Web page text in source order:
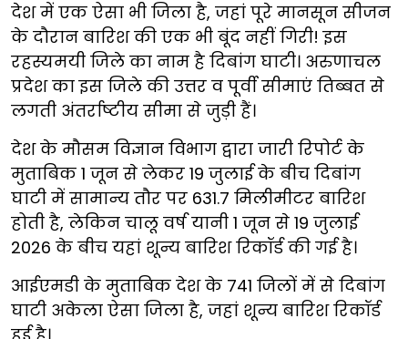
देश में एक ऐसा भी जिला है, जहां पूरे मानसून सीजन
के दौरान बारिश की एक भी बूंद नहीं गिरी! इस
रहस्यमयी जिले का नाम है दिबांग घाटी। अरुणाचल
प्रदेश का इस जिले की उत्तर व पूर्वी सीमाएं तिब्बत से
लगती अंतर्राष्टीय सीमा से जुड़ी हैं।
देश के मौसम विज्ञान विभाग द्वारा जारी रिपोर्ट के
मुताबिक 1 जून से लेकर 19 जुलाई के बीच दिबांग
घाटी में सामान्य तौर पर 631.7 मिलीमीटर बारिश
होती है, लेकिन चालू वर्ष यानी 1 जून से 19 जुलाई
2026 के बीच यहां शून्य बारिश रिकॉर्ड की गई है।
आईएमडी के मुताबिक देश के 741 जिलों में से दिबांग
घाटी अकेला ऐसा जिला है, जहां शून्य बारिश रिकॉर्ड